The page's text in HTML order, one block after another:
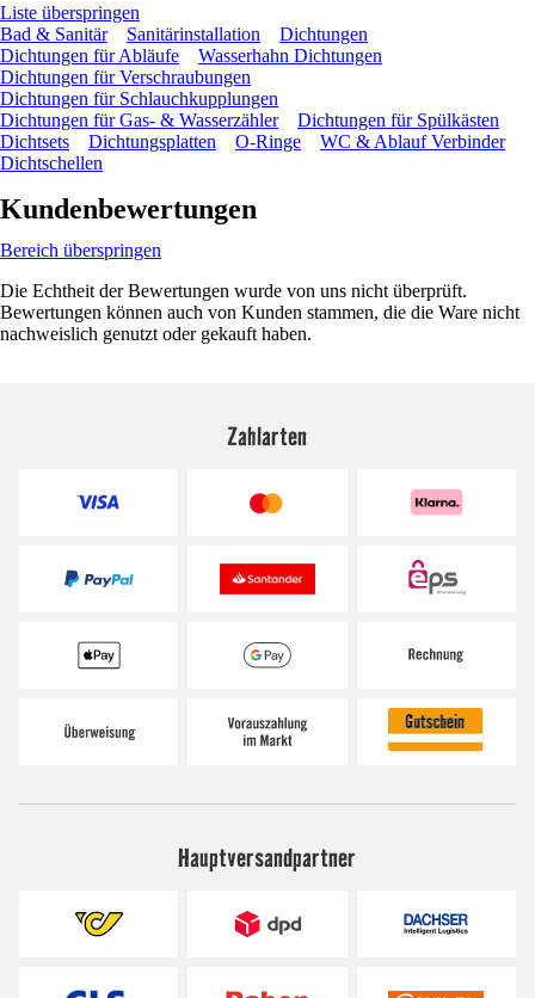
Liste überspringen
Bad & Sanitär
Sanitärinstallation
Dichtungen
Dichtungen für Abläufe
Wasserhahn Dichtungen
Dichtungen für Verschraubungen
Dichtungen für Schlauchkupplungen
Dichtungen für Gas- & Wasserzähler
Dichtungen für Spülkästen
Dichtsets
Dichtungsplatten O-Ringe
WC & Ablauf Verbinder
Dichtschellen
Kundenbewertungen
Bereich überspringen
Die Echtheit der Bewertungen wurde von uns nicht überprüft.
Bewertungen können auch von Kunden stammen, die die Ware nicht
nachweislich genutzt oder gekauft haben.
Zahlarten
Hauptversandpartner